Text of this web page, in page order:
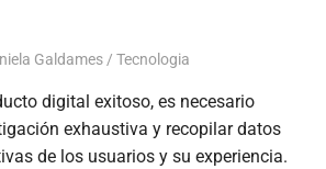
Galdames Tecnologia
digital exitoso, es necesario
exhaustiva y recopilar datos
de los usuarios y su experiencia.